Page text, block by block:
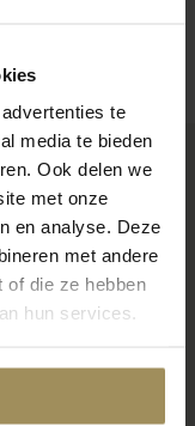
te
media te bieden
Ook delen we
met onze
en analyse. Deze
met andere
of die ze hebben
hun services.
je